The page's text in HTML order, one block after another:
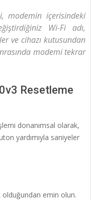
modemin içerisindeki
Wi-Fi adı,
ve cihazı kutusundan
modemi tekrar
Resetleme
donanımsal olarak,
yardımıyla saniyeler
emin olun.